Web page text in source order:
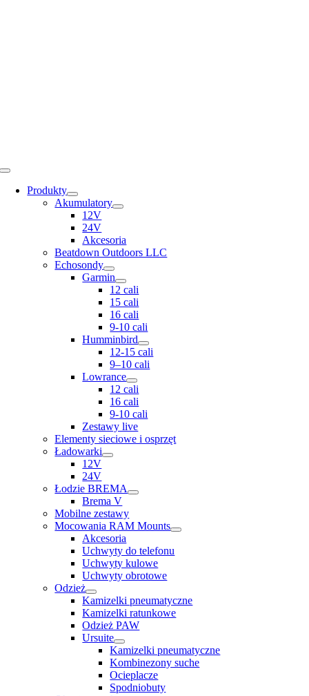
Toggle
NavigationProdukty
Akumulatory
12V
24V
Akcesoria
Beatdown Outdoors LLC
Echosondy
Garmin
12 cali
15 cali
16 cali
9-10 cali
Humminbird
12-15 cali
9–10 cali
Lowrance
12 cali
16 cali
9-10 cali
Zestawy live
Elementy sieciowe i osprzęt
Ładowarki
12V
24V
Łodzie BREMA
Brema V
Mobilne zestawy
Mocowania RAM Mounts
Akcesoria
Uchwyty do telefonu
Uchwyty kulowe
Uchwyty obrotowe
Odzież
Kamizelki pneumatyczne
Kamizelki ratunkowe
Odzież PAW
Ursuite
Kamizelki pneumatyczne
Kombinezony suche
Ocieplacze
Spodniobuty